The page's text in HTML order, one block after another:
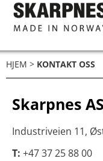
HJEM > KONTAKT OSS
Skarpnes
Industriveien 11,
T: +47 37 25 88 00